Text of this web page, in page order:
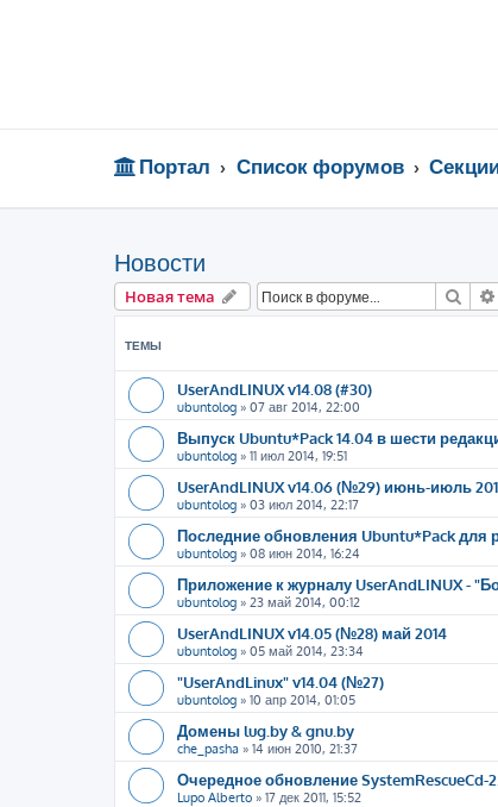
Портал Список форумов
Новости
Новая тема
ТЕМЫ
UserAndLINUX v14.08 (#30)
ubuntolog » 07 авг 2014, 22:00
Выпуск Ubuntu*Pack 14.04 в шести
ubuntolog » 11 июл 2014, 19:51
UserAndLINUX v14.06 (№29) июнь-июль
ubuntolog » 03 июл 2014, 22:17
Последние обновления Ubuntu*Pack для
ubuntolog » 08 июн 2014, 16:24
Приложение к журналу UserAndLINUX -
ubuntolog » 23 май 2014, 00:12
UserAndLINUX v14.05 (№28) май 2014
ubuntolog » 05 май 2014, 23:34
"UserAndLinux" v14.04 (№27)
ubuntolog » 10 апр 2014, 01:05
Домены lug.by & gnu.by
che_pasha » 14 июн 2010, 21:37
Очередное обновление SystemRescueCd-
Lupo Alberto » 17 дек 2011, 15:52